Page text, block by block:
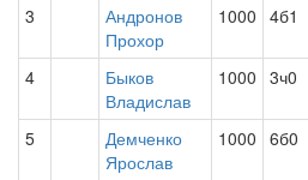
3
Андронов
Прохор
1000 4б1
4
Быков
Владислав
1000 3ч0
5
Демченко
Ярослав
1000 6б0